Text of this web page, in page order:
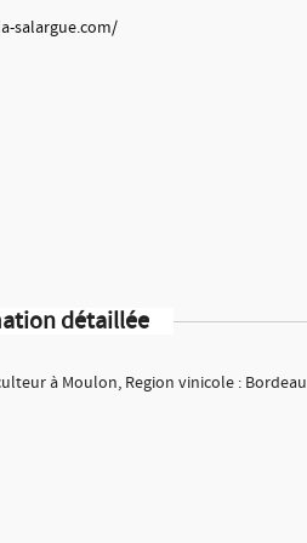
salargue.com/
détaillée
à Moulon, Region vinicole :